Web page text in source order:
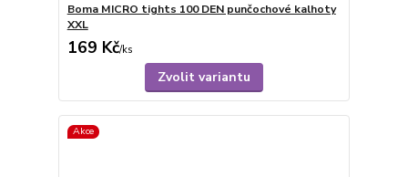
Boma MICRO tights 100 DEN punčochové kalhoty
XXL
169 Kč/ks
Zvolit variantu
Akce